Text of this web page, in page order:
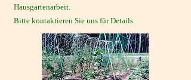
Hausgartenarbeit.
​Bitte kontaktieren Sie uns für Details.